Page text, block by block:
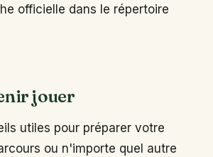
officielle dans le répertoire
jouer
utiles pour préparer votre
ou n'importe quel autre